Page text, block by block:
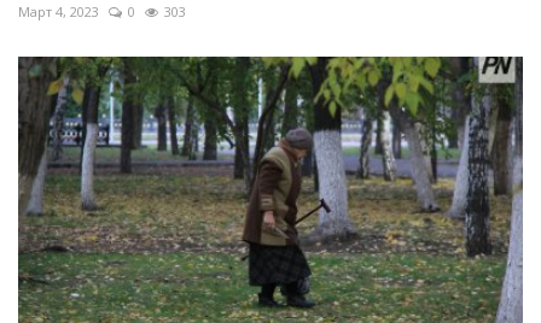
Март 4, 2023 0 303